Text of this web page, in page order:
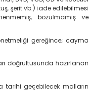
şerit vb.) iade edilebilmesi
bozulmamış ve
gereğince; cayma
doğrultusunda hazırlanan
tarihi geçebilecek malların